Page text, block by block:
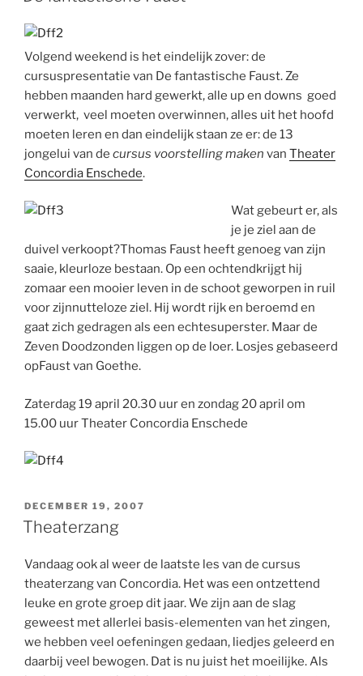
Volgend weekend is het eindelijk zover: de
cursuspresentatie van De fantastische Faust. Ze
hebben maanden hard gewerkt, alle up en downs goed
verwerkt, veel moeten overwinnen, alles uit het hoofd
moeten leren en dan eindelijk staan ze er: de 13
jongelui van de cursus voorstelling maken van Theater
Concordia Enschede.
Wat gebeurt er, als
je je ziel aan de
duivel verkoopt?Thomas Faust heeft genoeg van zijn
saaie, kleurloze bestaan. Op een ochtendkrijgt hij
zomaar een mooier leven in de schoot geworpen in ruil
voor zijnnutteloze ziel. Hij wordt rijk en beroemd en
gaat zich gedragen als een echtesuperster. Maar de
Zeven Doodzonden liggen op de loer. Losjes gebaseerd
opFaust van Goethe.
Zaterdag 19 april 20.30 uur en zondag 20 april om
15.00 uur Theater Concordia Enschede
GEPLAATST
OP
DECEMBER 19, 2007
Theaterzang
Vandaag ook al weer de laatste les van de cursus
theaterzang van Concordia. Het was een ontzettend
leuke en grote groep dit jaar. We zijn aan de slag
geweest met allerlei basis-elementen van het zingen,
we hebben veel oefeningen gedaan, liedjes geleerd en
daarbij veel bewogen. Dat is nu juist het moeilijke. Als